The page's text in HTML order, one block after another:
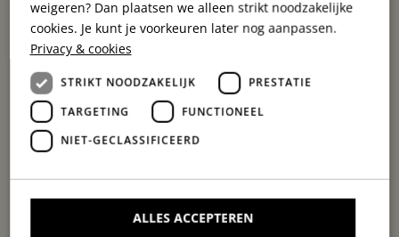
komen fijne houtdeeltjes vrij die vervolgens worden
opgevangen en gezeefd om zuiver zaagsel te verkrijgen. Er
zijn kant-en-klare mengsels beschikbaar waarin zaagsel is
vermengd met kalk of Lava3. Deze toevoegingen zorgen
voor extra gewicht en verminderen de bacteriedruk in de
stallen, waardoor de gezondheid van de dieren verder wordt
bevorderd.
Zaagsel als toepassing
Zaagsel kan voor verschillende doeleinden gebruikt worden,
weigeren? Dan plaatsen we alleen strikt noodzakelijke
cookies. Je kunt je voorkeuren later nog aanpassen.
Privacy & cookies
STRIKT NOODZAKELIJK
PRESTATIE
TARGETING
FUNCTIONEEL
NIET-GECLASSIFICEERD
ALLES ACCEPTEREN